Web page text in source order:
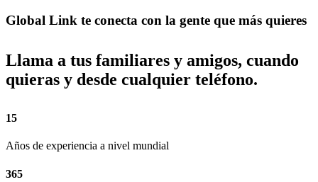
Global Link te conecta con la gente que más quieres
Llama a tus familiares y amigos, cuando
quieras y desde cualquier teléfono.
15
Años de experiencia a nivel mundial
365